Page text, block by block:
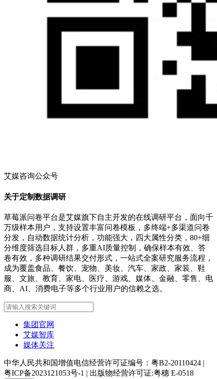
艾媒咨询公众号
关于定制数据调研
草莓派问卷平台是艾媒旗下自主开发的在线调研平台，面向千
万级样本用户，支持设置丰富问卷模板，多终端+多渠道问卷
分发，自动数据统计分析，功能强大，四大属性分类，80+细
分维度筛选目标人群，多重AI质量控制，确保样本有效、答
卷有效，多种调研结果交付形式，一站式全案研究服务流程，
成为覆盖食品、餐饮、宠物、美妆、汽车、家政、家装、鞋
服、文旅、教育、家电、医疗、游戏、媒体、金融、零售、电
商、AI、消费电子等多个行业用户的信赖之选。
集团官网
艾媒智库
媒体关注
中华人民共和国增值电信经营许可证编号：粤B2-20110424 |
粤ICP备2023121053号-1 | 出版物经营许可证:粤穗 E-0518